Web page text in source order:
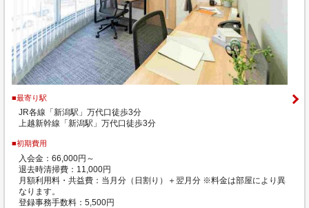
■最寄り駅
JR各線「新潟駅」万代口徒歩3分
上越新幹線「新潟駅」万代口徒歩3分
■初期費用
入会金：66,000円～
退去時清掃費：11,000円
月額利用料・共益費：当月分（日割り）＋翌月分 ※料金は部屋により異
なります。
登録事務手数料：5,500円